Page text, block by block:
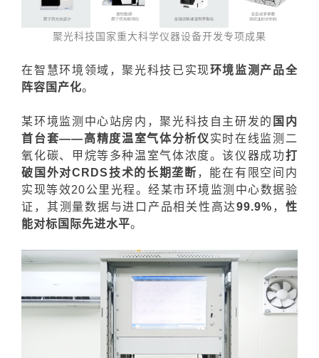
聚光科技国家重大科学仪器设备开发专项成果
在智慧环境领域，聚光科技已实现环境监测产品全
阵容国产化。
某环境监测中心站房内，聚光科技自主研发的 国内
首台套——高精度温室气体分析仪 实时在线监测二
氧化碳、甲烷等多种温室气体浓度。该仪器成功打
破国外对CRDS技术的长期垄断 ，能在有限空间内
实现等效20公里光程。经某市环境监测中心数据验
证，其测量数据与进口产品相关性高达99.9% ， 性
能对标国际先进水平。